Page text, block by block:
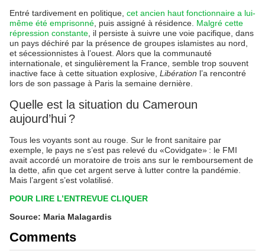
Entré tardivement en politique, cet ancien haut fonctionnaire a lui-
même été emprisonné, puis assigné à résidence. Malgré cette
répression constante, il persiste à suivre une voie pacifique, dans
un pays déchiré par la présence de groupes islamistes au nord,
et sécessionnistes à l’ouest. Alors que la communauté
internationale, et singulièrement la France, semble trop souvent
inactive face à cette situation explosive, Libération l’a rencontré
lors de son passage à Paris la semaine dernière.
Quelle est la situation du Cameroun
aujourd’hui ?
Tous les voyants sont au rouge. Sur le front sanitaire par
exemple, le pays ne s’est pas relevé du «Covidgate» : le FMI
avait accordé un moratoire de trois ans sur le remboursement de
la dette, afin que cet argent serve à lutter contre la pandémie.
Mais l’argent s’est volatilisé.
POUR LIRE L’ENTREVUE CLIQUER
Source: Maria Malagardis
Comments